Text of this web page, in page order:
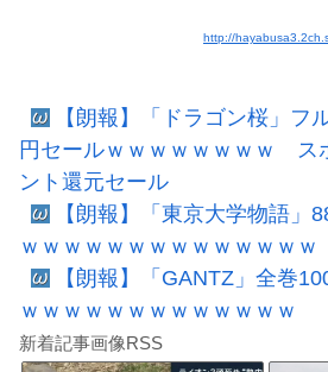
http://
【朗報】「ドラゴン桜」フ
円セールｗｗｗｗｗｗｗｗ ス
ント還元セール
【朗報】「東京大学物語」
ｗｗｗｗｗｗｗｗｗｗｗｗｗｗ
【朗報】「GANTZ」全巻
ｗｗｗｗｗｗｗｗｗｗｗｗｗ
新着記事画像RSS